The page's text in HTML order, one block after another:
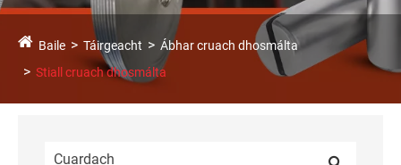
Baile Táirgeacht
Ábhar cruach dhosmálta
Stiall cruach dhosmálta